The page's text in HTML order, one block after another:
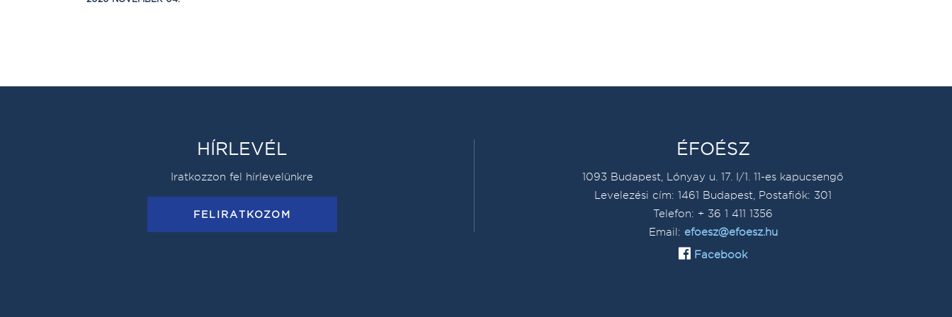
HÍRLEVÉL
Iratkozzon fel hírlevelünkre
FELIRATKOZOM
ÉFOÉSZ
1093 Budapest, Lónyay u. 17. I/1. 11-es kapucsengő
Levelezési cím: 1461 Budapest, Postafiók: 301
Telefon: + 36 1 411 1356
Email: efoesz@efoesz.hu
Facebook